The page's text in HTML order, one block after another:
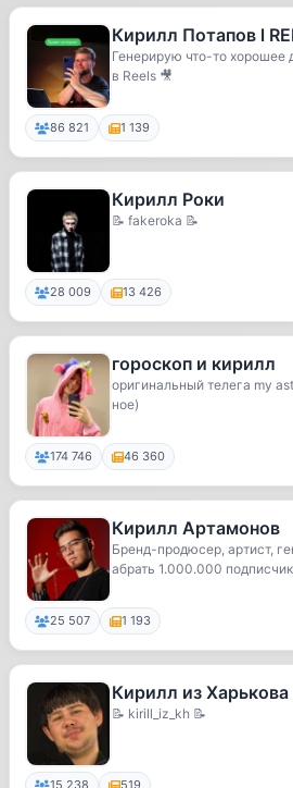
Кирилл Потапов l
Генерирую что-то хорошее
в Reels 🎥
86 821 1 139
Кирилл Роки
📝 fakeroka 📝
28 009 13 426
гороскоп и кирилл
оригинальный телега my
ное)
174 746 46 360
Кирилл Артамонов
Бренд-продюсер, артист,
абрать 1.000.000
25 507 1 193
Кирилл из Харькова
📝 kirill_iz_kh 📝
15 238 519